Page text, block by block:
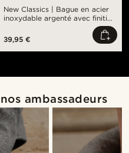
New Classics | Bague en acier
inoxydable argenté avec finition
39,95 €
ambassadeurs